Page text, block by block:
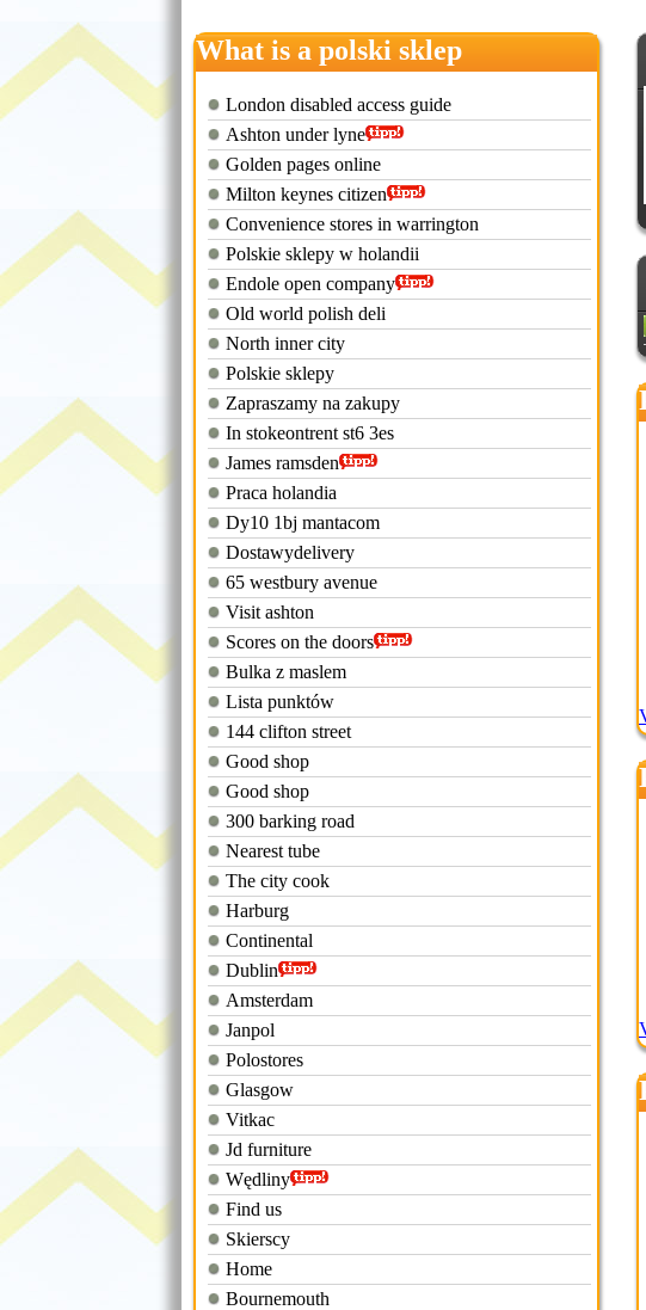
What is a polski sklep
London disabled access guide
Ashton under lyne
Golden pages online
Milton keynes citizen
Convenience stores in warrington
Polskie sklepy w holandii
Endole open company
Old world polish deli
North inner city
Polskie sklepy
Zapraszamy na zakupy
In stokeontrent st6 3es
James ramsden
Praca holandia
Dy10 1bj mantacom
Dostawydelivery
65 westbury avenue
Visit ashton
Scores on the doors
Bulka z maslem
Lista punktów
144 clifton street
Good shop
Good shop
300 barking road
Nearest tube
The city cook
Harburg
Continental
Dublin
Amsterdam
Janpol
Polostores
Glasgow
Vitkac
Jd furniture
Wędliny
Find us
Skierscy
Home
Bournemouth